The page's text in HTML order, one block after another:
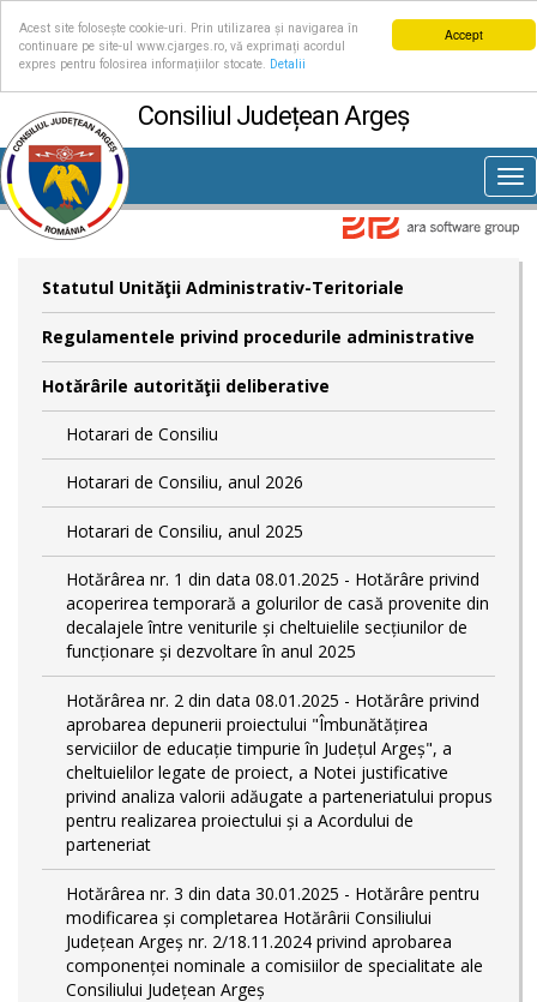
Accept
Acest site folosește cookie-uri. Prin utilizarea și navigarea în
continuare pe site-ul www.cjarges.ro, vă exprimați acordul
expres pentru folosirea informațiilor stocate.
Detalii
Consiliul Județean Argeș
Statutul Unităţii Administrativ-Teritoriale
Regulamentele privind procedurile administrative
Hotărârile autorităţii deliberative
Hotarari de Consiliu
Hotarari de Consiliu, anul 2026
Hotarari de Consiliu, anul 2025
Hotărârea nr. 1 din data 08.01.2025 - Hotărâre privind
acoperirea temporară a golurilor de casă provenite din
decalajele între veniturile și cheltuielile secțiunilor de
funcționare și dezvoltare în anul 2025
Hotărârea nr. 2 din data 08.01.2025 - Hotărâre privind
aprobarea depunerii proiectului "Îmbunătățirea
serviciilor de educație timpurie în Județul Argeș", a
cheltuielilor legate de proiect, a Notei justificative
privind analiza valorii adăugate a parteneriatului propus
pentru realizarea proiectului și a Acordului de
parteneriat
Hotărârea nr. 3 din data 30.01.2025 - Hotărâre pentru
modificarea și completarea Hotărârii Consiliului
Județean Argeș nr. 2/18.11.2024 privind aprobarea
componenței nominale a comisiilor de specialitate ale
Consiliului Județean Argeș